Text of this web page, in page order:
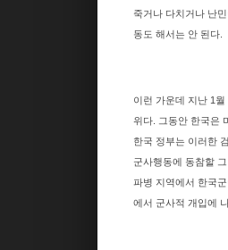
죽거나 다치거나 난
동도 해서는 안 된다.
이런 가운데 지난 1
위다. 그동안 한국은
한국 정부는 이러한
군사행동에 동참할
파병 지역에서 한국
에서 군사적 개입에